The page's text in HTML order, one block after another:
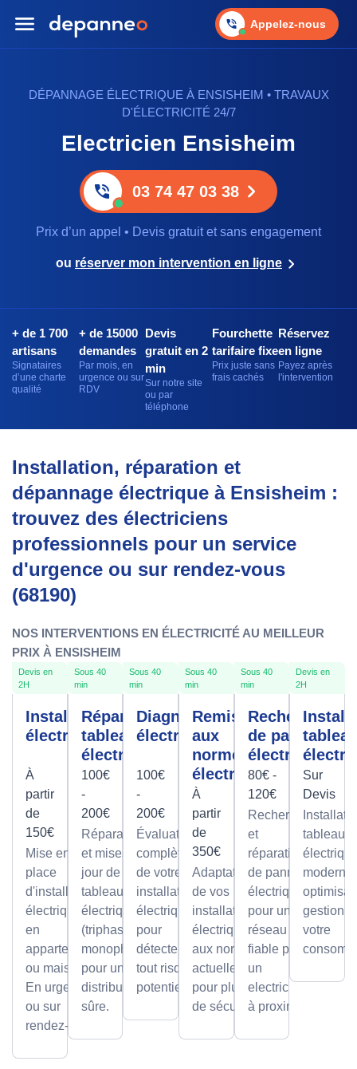
Appelez-nous
DÉPANNAGE ÉLECTRIQUE À ENSISHEIM • TRAVAUX
D'ÉLECTRICITÉ 24/7
Electricien Ensisheim
03 74 47 03 38
Prix d’un appel • Devis gratuit et sans engagement
ou réserver mon intervention en ligne
+ de 1 700
artisans
Signataires
d’une charte
qualité
+ de 15000
demandes
Par mois, en
urgence ou sur
RDV
Devis
gratuit en 2
min
Sur notre site
ou par
téléphone
Fourchette
tarifaire fixe
Prix juste sans
frais cachés
Réservez
en ligne
Payez après
l'intervention
Installation, réparation et
dépannage électrique à Ensisheim :
trouvez des électriciens
professionnels pour un service
d'urgence ou sur rendez-vous
(68190)
NOS INTERVENTIONS EN ÉLECTRICITÉ AU MEILLEUR
PRIX À ENSISHEIM
Devis en
2H
Installation
électrique
À
partir
de
150€
Mise en
place
d'installations
électriques
en
appartement
ou maison.
En urgence
ou sur
rendez-vous
Sous 40
min
Réparation
tableau
électrique
100€
-
200€
Réparations
et mises à
jour de
tableaux
électriques
(triphasé ou
monophasé)
pour une
distribution
sûre.
Sous 40
min
Diagnostic
électrique
100€
-
200€
Évaluation
complète
de votre
installation
électrique
pour
détecter
tout risque
potentiel.
Sous 40
min
Remise
aux
normes
électrique
À
partir
de
350€
Adaptation
de vos
installations
électriques
aux normes
actuelles
pour plus
de sécurité.
Sous 40
min
Recherche
de panne
électrique
80€ -
120€
Recherche
et
réparation
de pannes
électriques
pour un
réseau
fiable par
un
electricien
à proximité
Devis en
2H
Sur
Devis
tableaux
gestion
votre